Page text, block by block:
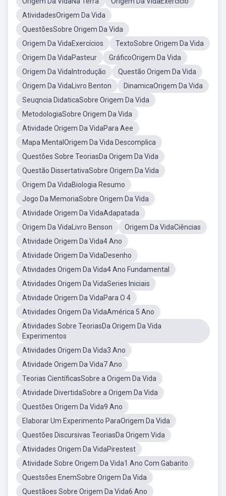
AtividadesOrigem Da Vida
QuestõesSobre Origem Da Vida
Origem Da VidaExercícios
TextoSobre Origem Da Vida
Origem Da VidaPasteur
GráficoOrigem Da Vida
Origem Da VidaIntrodução
Questão Origem Da Vida
Origem Da VidaLivro Benton
DinamicaOrigem Da Vida
Seuqncia DidaticaSobre Origem Da Vida
MetodologiaSobre Origem Da Vida
Atividade Origem Da VidaPara Aee
Mapa MentalOrigem Da Vida Descomplica
Questões Sobre TeoriasDa Origem Da Vida
Questão DissertativaSobre Origem Da Vida
Origem Da VidaBiologia Resumo
Jogo Da MemoriaSobre Origem Da Vida
Atividade Origem Da VidaAdapatada
Origem Da VidaLivro Benson
Origem Da VidaCiências
Atividade Origem Da Vida4 Ano
Atividade Origem Da VidaDesenho
Atividades Origem Da Vida4 Ano Fundamental
Atividades Origem Da VidaSeries Iniciais
Atividade Origem Da VidaPara O 4
Atividades Origem Da VidaAmérica 5 Ano
Atividades Sobre TeoriasDa Origem Da Vida
Experimentos
Atividades Origem Da Vida3 Ano
Atividade Origem Da Vida7 Ano
Teorias CientíficasSobre a Origem Da Vida
Atividade DivertidaSobre a Origem Da Vida
Questões Origem Da Vida9 Ano
Elaborar Um Experimento ParaOrigem Da Vida
Questões Discursivas TeoriasDa Origem Vida
Atividades Origem Da VidaPirestest
Atividade Sobre Origem Da Vida1 Ano Com Gabarito
Questsões EnemSobre Origem Da Vida
Questãoes Sobre Origem Da Vida6 Ano